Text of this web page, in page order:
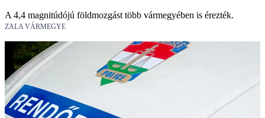
A 4,4 magnitúdójú földmozgást több vármegyében is érezték.
ZALA VÁRMEGYE